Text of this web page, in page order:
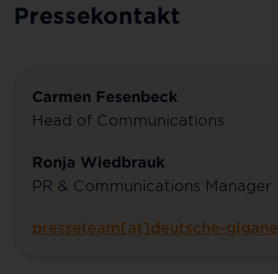
Pressekontakt
Carmen Fesenbeck
Head of Communications
Ronja Wiedbrauk
PR & Communications Manager
presseteam[at]deutsche-